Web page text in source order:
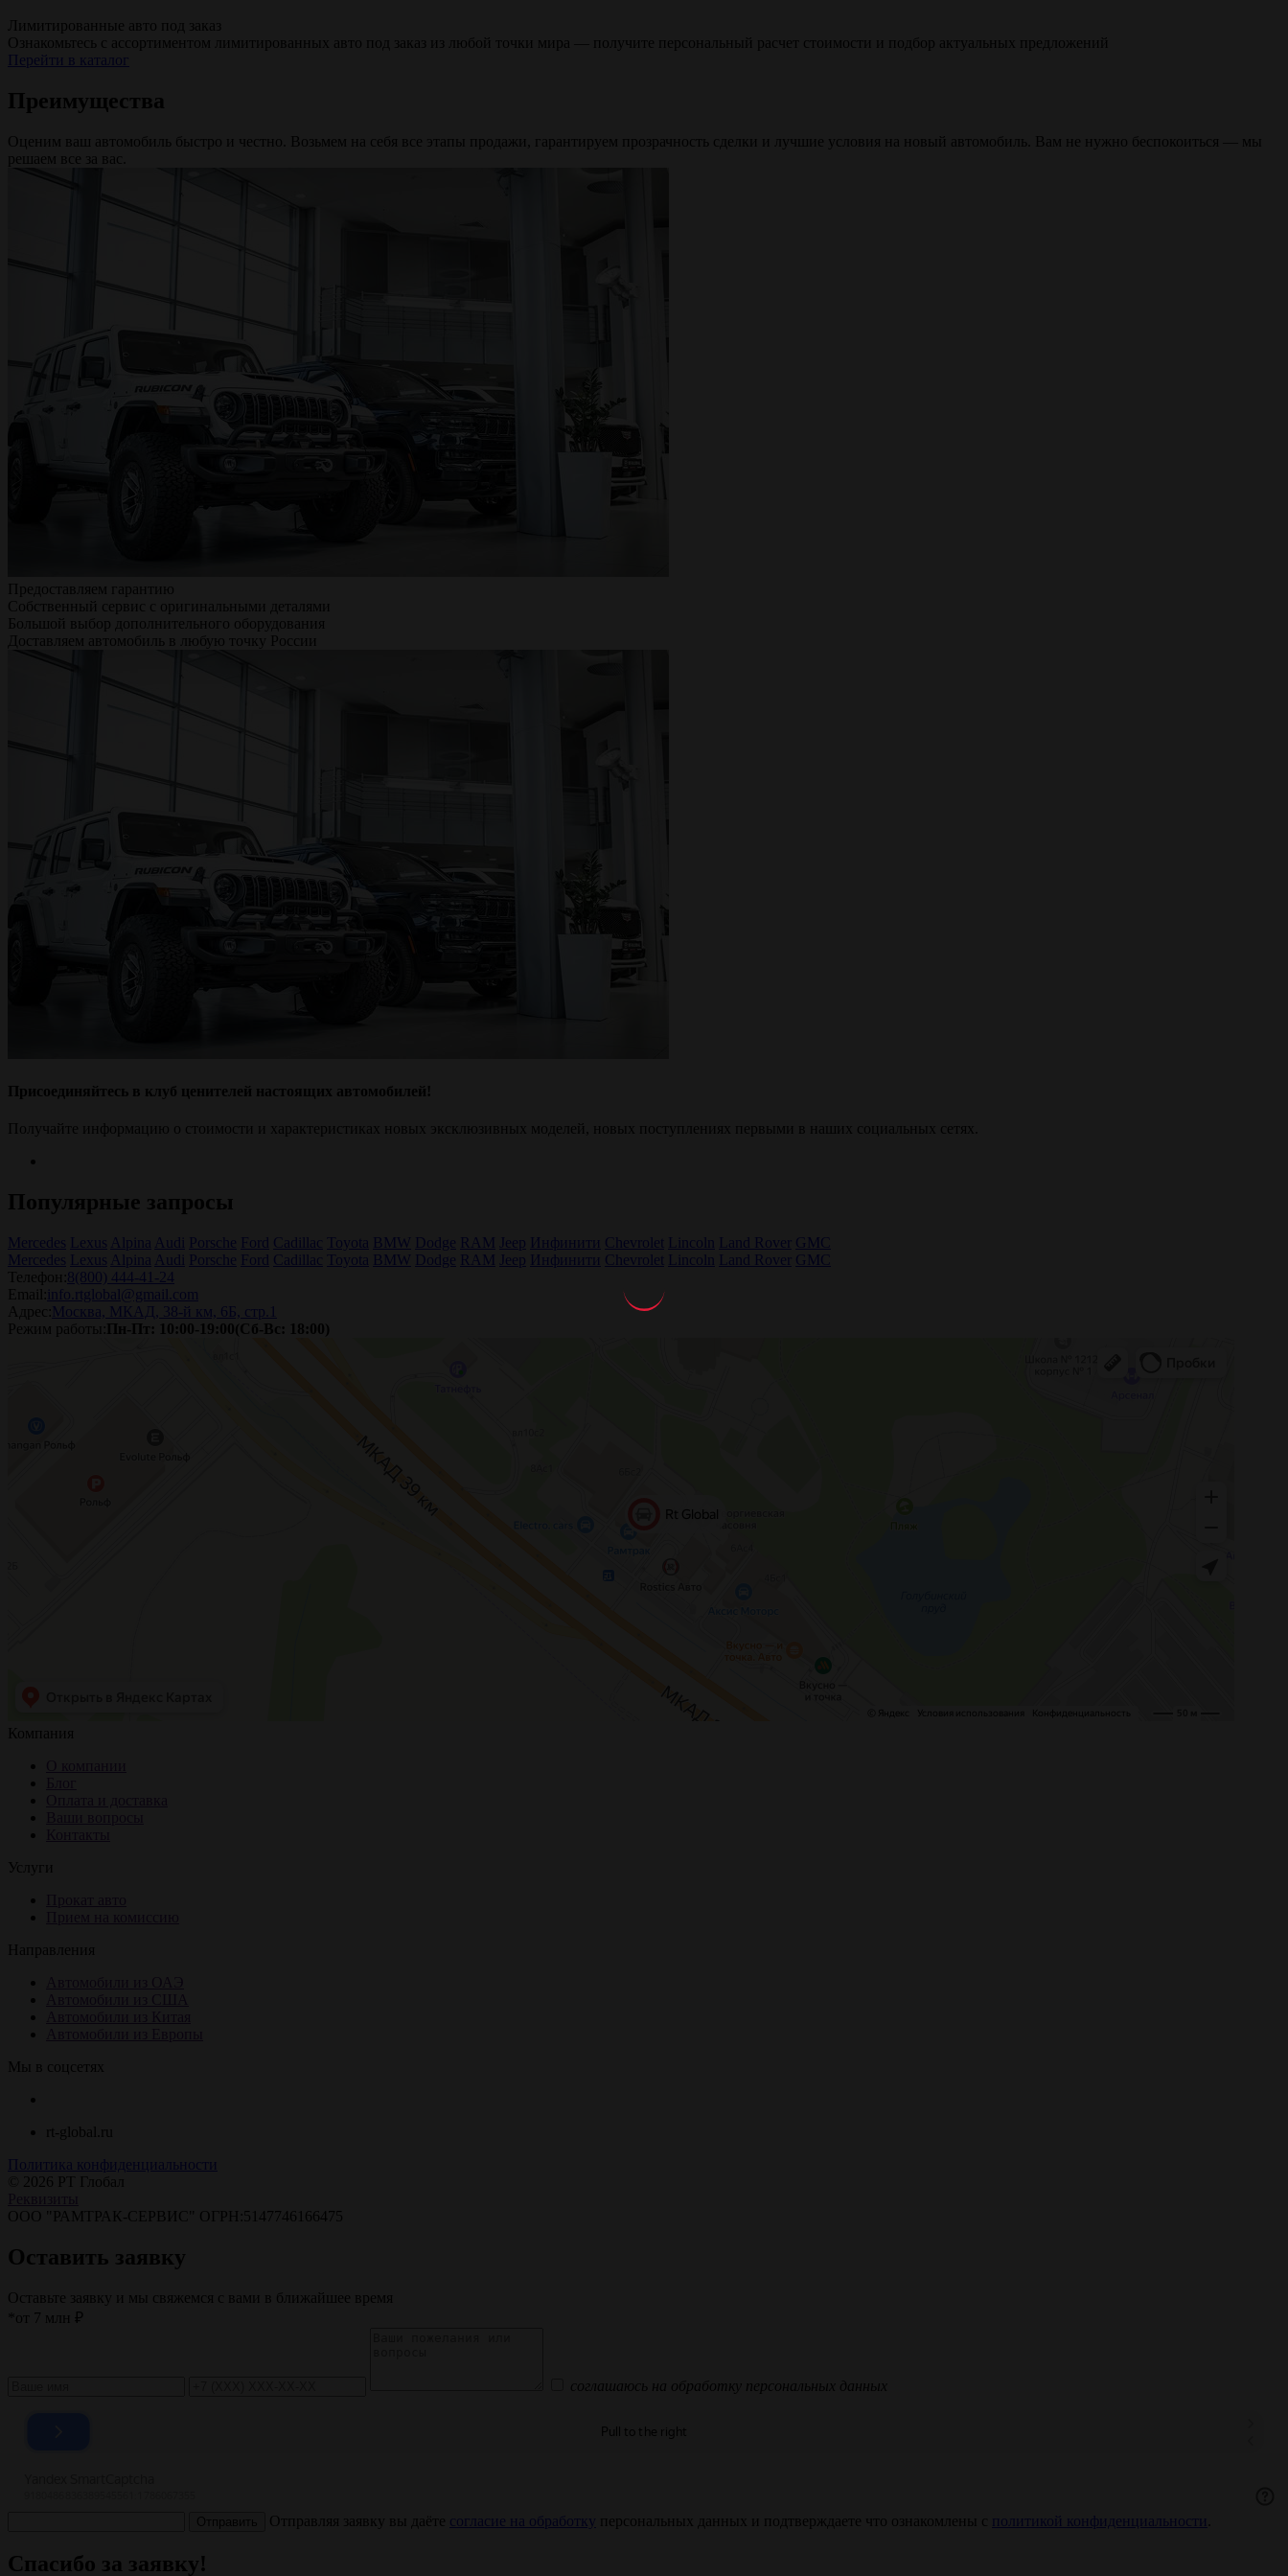
Лимитированные авто под заказ
Ознакомьтесь с ассортиментом лимитированных авто под заказ из любой точки мира — получите персональный расчет стоимости и подбор актуальных предложений
Перейти в каталог
Преимущества
Оценим ваш автомобиль быстро и честно. Возьмем на себя все этапы продажи, гарантируем прозрачность сделки и лучшие условия на новый автомобиль. Вам не нужно беспокоиться — мы
решаем все за вас.
Предоставляем гарантию
Собственный сервис с оригинальными деталями
Большой выбор дополнительного оборудования
Доставляем автомобиль в любую точку России
Присоединяйтесь в клуб ценителей настоящих автомобилей!
Получайте информацию о стоимости и характеристиках новых эксклюзивных моделей, новых поступлениях первыми в наших социальных сетях.
Популярные запросы
Mercedes Lexus Alpina Audi Porsche Ford Cadillac Toyota BMW Dodge RAM Jeep Инфинити Chevrolet Lincoln Land Rover
GMC
Mercedes Lexus Alpina Audi Porsche Ford Cadillac Toyota BMW Dodge RAM Jeep Инфинити Chevrolet Lincoln Land Rover
GMC
Телефон: 8(800) 444-41-24
Email:
info.rtglobal@gmail.com
Адрес:
Москва, МКАД, 38-й км, 6Б, стр.1
Режим работы:
Пн-Пт: 10:00-19:00(Сб-Вс: 18:00)
Компания
Услуги
Направления
Мы в соцсетях
rt-global.ru
Политика конфиденциальности
© 2026 РТ Глобал
ООО "РАМТРАК-СЕРВИС" ОГРН:5147746166475
Оставить заявку
Оставьте заявку и мы свяжемся с вами в ближайшее время
*от 7 млн ₽
соглашаюсь на обработку персональных данных
Отправляя заявку вы даёте согласие на обработку персональных данных и подтверждаете что ознакомлены с политикой конфиденциальности
Спасибо за заявку!